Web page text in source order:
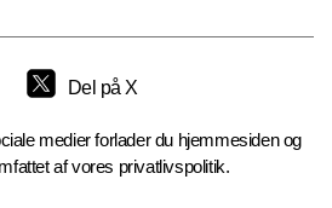
Del på X
medier forlader du hjemmesiden og
af vores privatlivspolitik.